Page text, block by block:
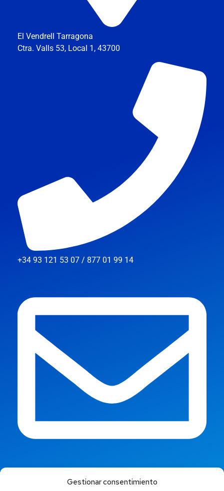
Gestionar consentimiento
El Vendrell Tarragona
Ctra. Valls 53, Local 1, 43700
+34 93 121 53 07 / 877 01 99 14